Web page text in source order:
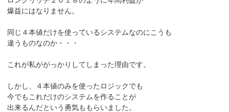
爆益にはなりません。
同じ４本値だけを使っているシステムなのにこうも
違うものなのか・・・
これが私ががっかりしてしまった理由です。
しかし、４本値のみを使ったロジックでも
今でもこれだけのシステムを作ることが
出来るんだという勇気ももらいました。